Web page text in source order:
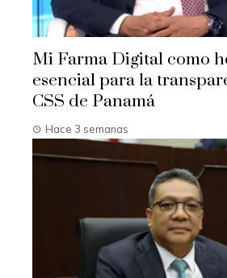
Mi Farma Digital como
esencial para la
CSS de Panamá
Hace 3 semanas